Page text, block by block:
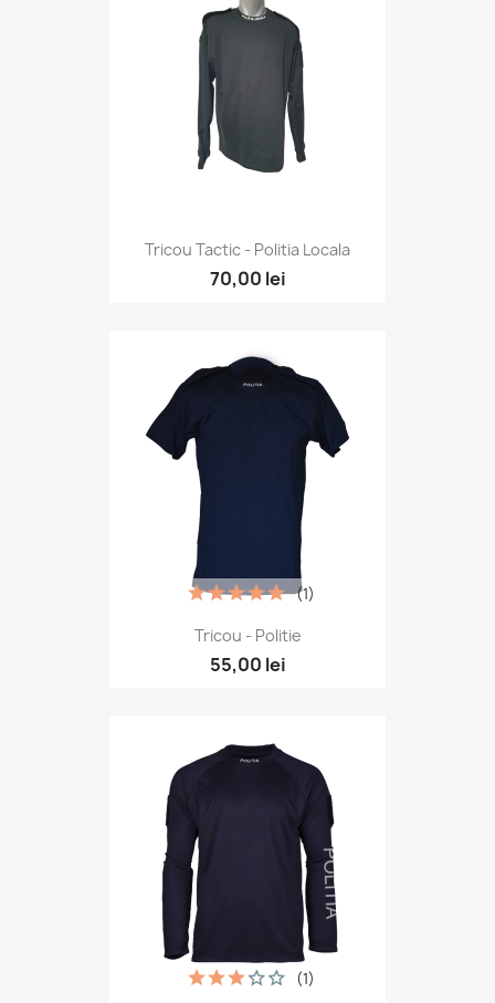
Tricou Tactic - Politia Locala
70,00 lei
Tricou - Politie
55,00 lei
(1)
(1)